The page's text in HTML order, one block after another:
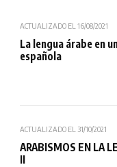
ACTUALIZADO EL 16/08/2021
La lengua árabe en
española
ACTUALIZADO EL 31/10/2021
ARABISMOS EN LA
II